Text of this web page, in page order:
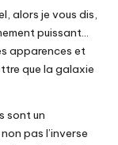
alors je vous dis,
puissant…
apparences et
que la galaxie
sont un
pas l’inverse